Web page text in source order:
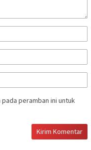
peramban ini untuk